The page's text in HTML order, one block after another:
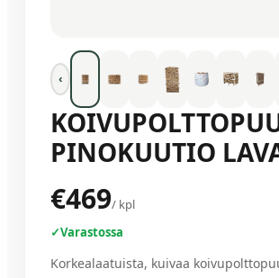
‹
PINOKUUTIO
€469/ kpl
✓Varastossa
Korkealaatuista, kuivaa